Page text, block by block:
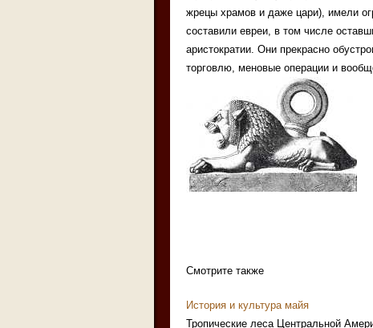
жрецы храмов и даже цари), имели
составили евреи, в том числе
аристократии. Они прекрасно
торговлю, меновые операции и
Смотрите также
История и культура майя
Тропические леса Центральной